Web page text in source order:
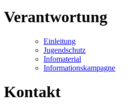
Verantwortung
Einleitung
Jugendschutz
Infomaterial
Informationskampagne
Kontakt